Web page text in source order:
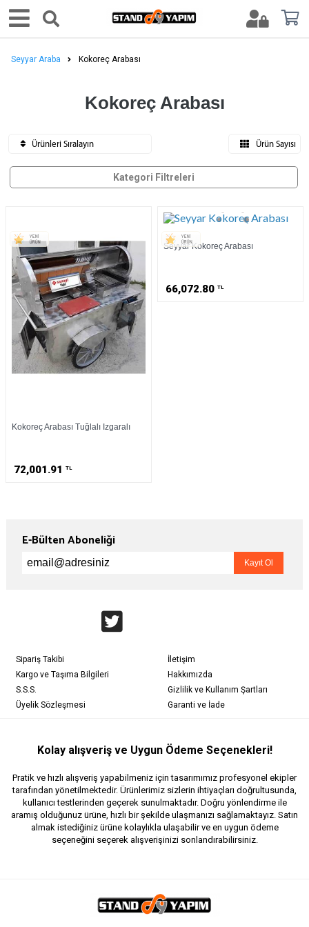
Seyyar Araba Kokoreç Arabası
Kokoreç Arabası
Ürünleri Sıralayın Ürün Sayısı
Kategori Filtreleri
Kokoreç Arabası Tuğlalı Izgaralı
72,001.91 TL
Seyyar Kokoreç Arabası
66,072.80 TL
E-Bülten Aboneliği
Sipariş Takibi
Kargo ve Taşıma Bilgileri
S.S.S.
Üyelik Sözleşmesi
İletişim
Hakkımızda
Gizlilik ve Kullanım Şartları
Garanti ve İade
Kolay alışveriş ve Uygun Ödeme Seçenekleri!
Pratik ve hızlı alışveriş yapabilmeniz için tasarımımız profesyonel ekipler
tarafından yönetilmektedir. Ürünlerimiz sizlerin ihtiyaçları doğrultusunda,
kullanıcı testlerinden geçerek sunulmaktadır. Doğru yönlendirme ile
aramış olduğunuz ürüne, hızlı bir şekilde ulaşmanızı sağlamaktayız. Satın
almak istediğiniz ürüne kolaylıkla ulaşabilir ve en uygun ödeme
seçeneğini seçerek alışverişinizi sonlandırabilirsiniz.